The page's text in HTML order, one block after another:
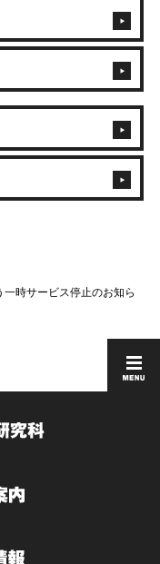
一時サービス停止のお知ら
究科